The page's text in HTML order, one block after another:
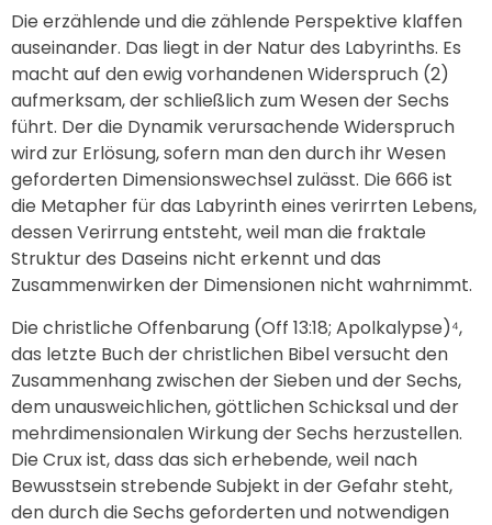
Die erzählende und die zählende Perspektive klaffen
auseinander. Das liegt in der Natur des Labyrinths. Es
macht auf den ewig vorhandenen Widerspruch (2)
aufmerksam, der schließlich zum Wesen der Sechs
führt. Der die Dynamik verursachende Widerspruch
wird zur Erlösung, sofern man den durch ihr Wesen
geforderten Dimensionswechsel zulässt. Die 666 ist
die Metapher für das Labyrinth eines verirrten Lebens,
dessen Verirrung entsteht, weil man die fraktale
Struktur des Daseins nicht erkennt und das
Zusammenwirken der Dimensionen nicht wahrnimmt.
Die christliche Offenbarung (Off 13:18; Apolkalypse)⁴,
das letzte Buch der christlichen Bibel versucht den
Zusammenhang zwischen der Sieben und der Sechs,
dem unausweichlichen, göttlichen Schicksal und der
mehrdimensionalen Wirkung der Sechs herzustellen.
Die Crux ist, dass das sich erhebende, weil nach
Bewusstsein strebende Subjekt in der Gefahr steht,
den durch die Sechs geforderten und notwendigen